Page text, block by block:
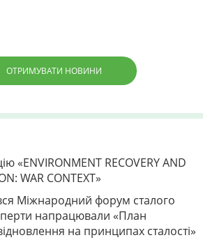
ОТРИМУВАТИ НОВИНИ
«ENVIRONMENT RECOVERY AND
WAR CONTEXT»
Міжнародний форум сталого
напрацювали «План
на принципах сталості»